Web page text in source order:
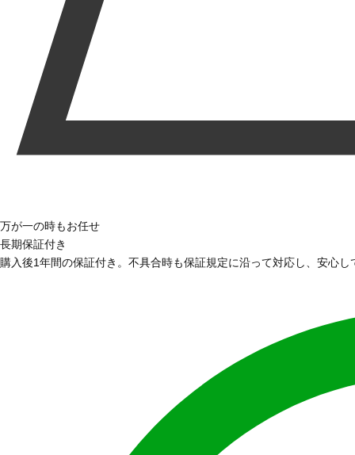
万が一の時もお任せ
長期保証付き
購入後1年間の保証付き。不具合時も保証規定に沿って対応し、安心